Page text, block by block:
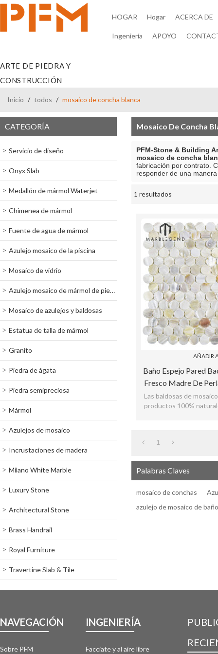
ARTE DE PIEDRA Y
CONSTRUCCIÓN
HOGAR Hogar ACERCA DE
Ingeniería APOYO
Inicio / todos / mosaico de concha blanca
CATEGORÍA
Servicio de diseño
Onyx Slab
Medallón de mármol Waterjet
Chimenea de mármol
Fuente de agua de mármol
Azulejo mosaico de la piscina
Mosaico de vidrio
Azulejo mosaico de mármol de piedra
Mosaico de azulejos y baldosas
Estatua de talla de mármol
Granito
Piedra de ágata
Piedra semipreciosa
Mármol
Azulejos de mosaico
Incrustaciones de madera
Milano White Marble
Luxury Stone
Architectural Stone
Brass Handrail
Royal Furniture
Travertine Slab & Tile
Mosaico De Concha
PFM-Stone & Building
mosaico de concha
fabricación por contrato.
responder de una
1 resultados
escaparate
AÑADIR
Baño Espejo Pared
Fresco Madre De
Las baldosas de
productos 100%
1
Palabras Claves
mosaico de conchas
azulejo de mosaico de baño
NAVEGACIÓN
Sobre PFM
INGENIERÍA
Facciate y al aire libre